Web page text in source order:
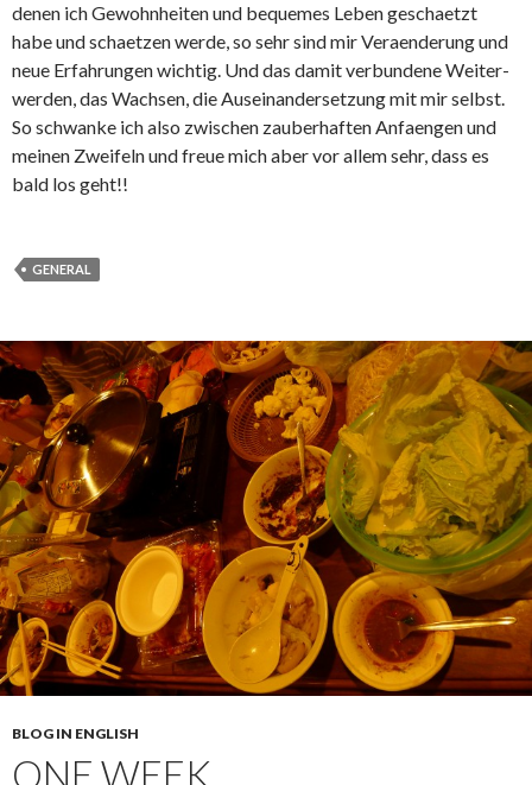
denen ich Gewohnheiten und bequemes Leben geschaetzt
habe und schaetzen werde, so sehr sind mir Veraenderung und
neue Erfahrungen wichtig. Und das damit verbundene Weiter-
werden, das Wachsen, die Auseinandersetzung mit mir selbst.
So schwanke ich also zwischen zauberhaften Anfaengen und
meinen Zweifeln und freue mich aber vor allem sehr, dass es
bald los geht!!
GENERAL
BLOG IN ENGLISH
ONE WEEK…